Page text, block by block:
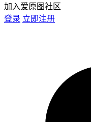
加入爱原图社区
登录 立即注册